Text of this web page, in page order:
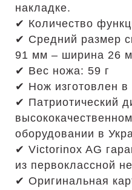
накладке.
✔ Количество
✔ Средний размер
91 мм – ширина 26
✔ Вес ножа: 59 г
✔ Нож изготовлен
✔ Патриотический
оборудовании в
✔ Victorinox AG
из первоклассной
✔ Оригинальная